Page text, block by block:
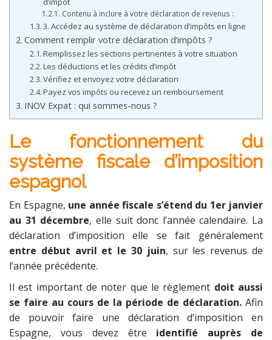
Contenu à inclure à votre déclaration de revenus :
3. Accédez au système de déclaration d’impôts en ligne
Comment remplir votre déclaration d’impôts ?
Remplissez les sections pertinentes à votre situation
Les déductions et les crédits d’impôt
Vérifiez et envoyez votre déclaration
Payez vos impôts ou recevez un remboursement
INOV Expat : qui sommes-nous ?
Le fonctionnement du
système fiscale d’imposition
espagnol
En Espagne, une année fiscale s’étend du 1er janvier
au 31 décembre, elle suit donc l’année calendaire. La
déclaration d’imposition elle se fait généralement
entre début avril et le 30 juin, sur les revenus de
l’année précédente.
Il est important de noter que le règlement doit aussi
se faire au cours de la période de déclaration. Afin
de pouvoir faire une déclaration d’imposition en
Espagne, vous devez être identifié auprès de